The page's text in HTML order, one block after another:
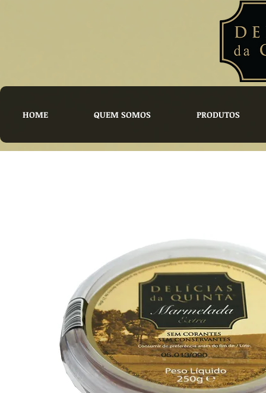
HOME QUEM SOMOS PRODUTOS